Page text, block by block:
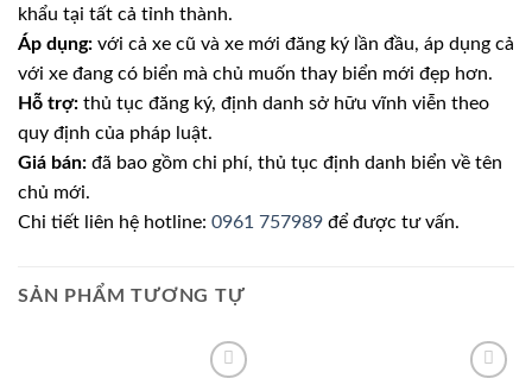
khẩu tại tất cả tỉnh thành.
Áp dụng: với cả xe cũ và xe mới đăng ký lần đầu, áp dụng cả
với xe đang có biển mà chủ muốn thay biển mới đẹp hơn.
Hỗ trợ: thủ tục đăng ký, định danh sở hữu vĩnh viễn theo
quy định của pháp luật.
Giá bán: đã bao gồm chi phí, thủ tục định danh biển về tên
chủ mới.
Chi tiết liên hệ hotline: 0961 757989 để được tư vấn.
SẢN PHẨM TƯƠNG TỰ